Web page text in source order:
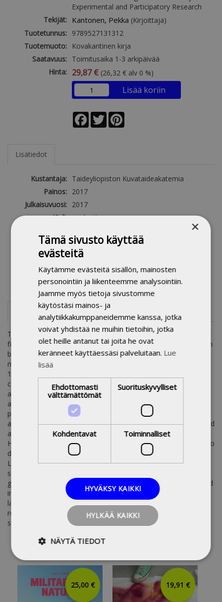
Experimental and Participatory Research
Tekijät: Kantonen, Pekka (Kirjoittaja)
Tuotetunnus: 9789527131312
Tuotemuoto:
Kovakantinen kirja
Saatavuus: Toimitusaika 1-3 arkipäivää
Hinta: 29,87 € (26,32 € alv 0 %)
Lisää koriin
Facebook
Twitter
Lisätiedot
Kustantaja: Taideyliopiston Kuvataideakatemia
Painos: 2017
Julkaisuvuosi: 2017
Kieli: englanti
Tuoteryhmät:
Kuvataideakatemian julkaisut
Kirjastoluokka: 70 TAIDE. TAIDEHISTORIA
Avainsanat: artistic research doctoral dissertation
väitöskirja
Esittelyteksti
The doctoral dissertation explores the act of filming, being
filmed and viewing film in the context of everyday life. Kantonen
began the journey described here in a state of confusion with
more than 1000 hours of home video diary material shot since
1990. Together with his family Kantonen set off to show video
clips to audiences in Finland, Estonia, Poland, Southeast Asia
and Mexico, asking for advice from people of various cultures
and occupations on how to interpret and edit the material. This
performance was inspired by Jean Rouch's method of shared
anthropology, which involved showing a raw edit to those filmed
and taking into account their comments during the final edit.
However, Kantonen does not intend to arrive at a finalised video
diary. The method, generational filming, created together with
Lea Kantonen, involves a potentially endless process of
sedimentation, where each generation comments on earlier
generations. Every screening circle demands a new reflexive and
inclusive edition. This book, which functions as yet another
layer, describes the method from the viewpoints of artistic
research, socially engaged art, visual anthropology, and film
studies.
25,00 € 19,91 €
×
Tämä sivusto käyttää
evästeitä
Käytämme evästeitä sisällön, mainosten
personointiin ja liikenteemme analysointiin.
Jaamme myös tietoja sivustomme
käytöstäsi mainos- ja
analytiikkakumppaneidemme kanssa, jotka
voivat yhdistää ne muihin tietoihin, jotka
olet heille antanut tai joita he ovat
keränneet käyttäessäsi palveluitaan. Lue
lisää
Ehdottomasti
välttämättömät
Suorituskyvylliset
Kohdentavat Toiminnalliset
HYVÄKSY KAIKKI
HYLKÄÄ KAIKKI
NÄYTÄ TIEDOT